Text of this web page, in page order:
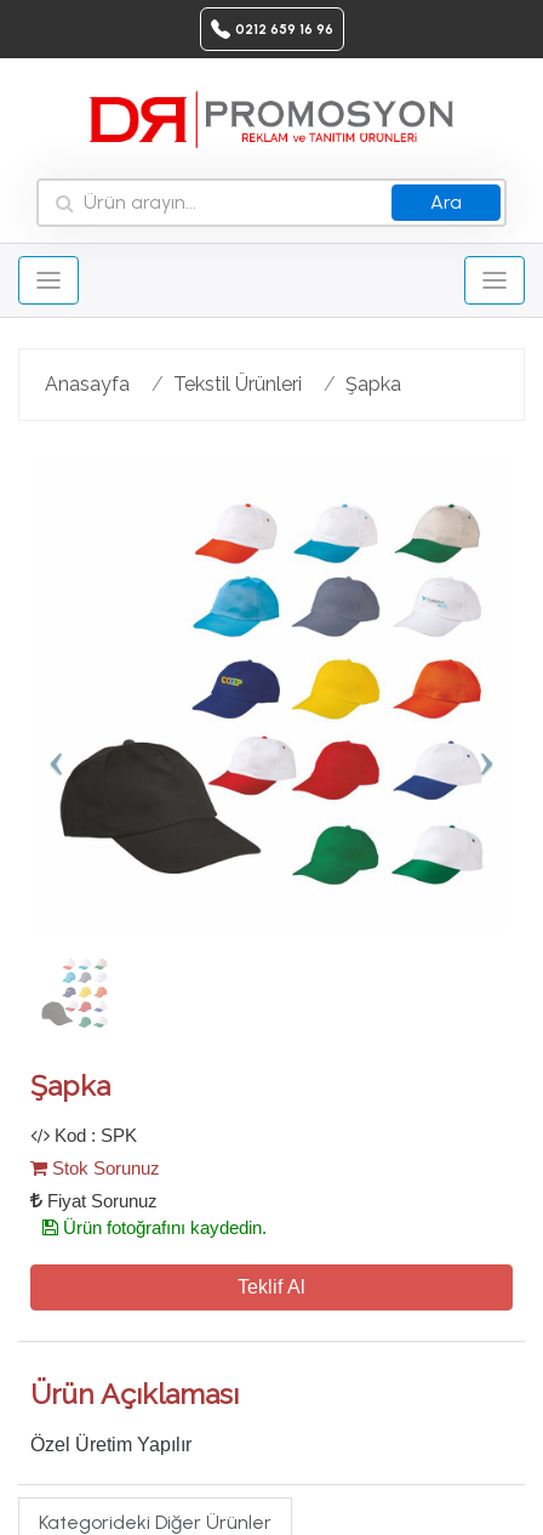
0212 659 16 96
Ara
Anasayfa Tekstil Ürünleri Şapka
Şapka
Kod : SPK
Stok Sorunuz
Fiyat Sorunuz
Ürün fotoğrafını kaydedin.
Teklif Al
Ürün Açıklaması
Özel Üretim Yapılır
Kategorideki Diğer Ürünler